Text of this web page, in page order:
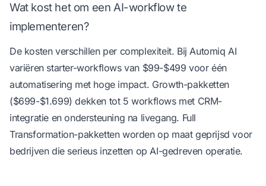
Wat kost het om een AI-workflow te
implementeren?
De kosten verschillen per complexiteit. Bij Automiq AI
variëren starter-workflows van $99-$499 voor één
automatisering met hoge impact. Growth-pakketten
($699-$1.699) dekken tot 5 workflows met CRM-
integratie en ondersteuning na livegang. Full
Transformation-pakketten worden op maat geprijsd voor
bedrijven die serieus inzetten op AI-gedreven operatie.